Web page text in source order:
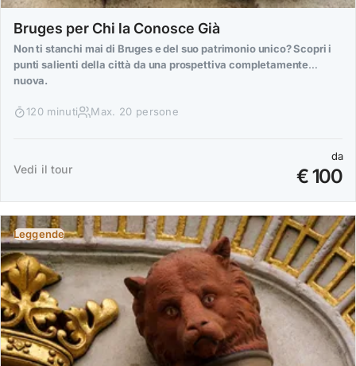
Bruges per Chi la Conosce Già
Non ti stanchi mai di Bruges e del suo patrimonio unico? Scopri i
punti salienti della città da una prospettiva completamente
nuova.
120 minuti Max. 20 persone
Vedi il tour
da
€ 100
Leggende